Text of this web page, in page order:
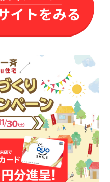
nattoku リノベ
お客さまの声
土地情報
会社情報
採用情報